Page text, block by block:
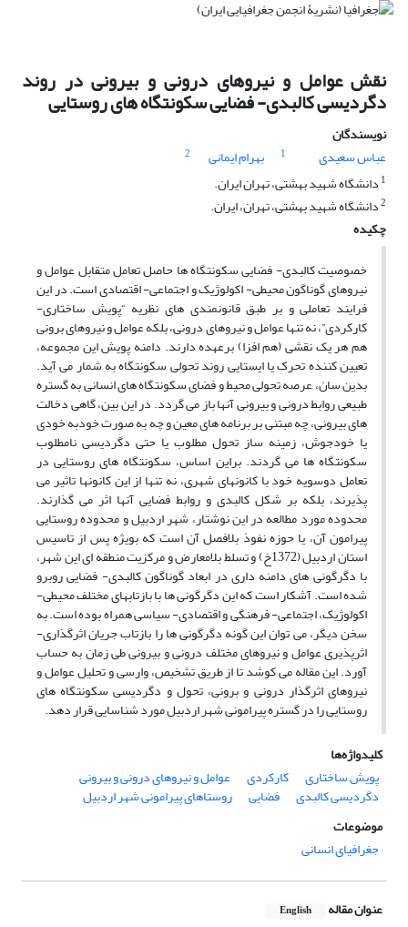
نقش عوامل و نیروهای درونی و بیرونی در روند
دگردیسی کالبدی- فضایی سکونتگاه های روستایی
نویسندگان
عباس سعیدی
1 بهرام ایمانی
2
1 دانشگاه شهید بهشتی، تهران ایران.
2دانشگاه شهید بهشتی، تهران، ایران.
چکیده
خصوصیت کالبدی- فضایی سکونتگاه ها حاصل تعامل متقابل عوامل و
نیروهای گوناگون محیطی- اکولوژیک و اجتماعی- اقتصادی است. در این
فرایند تعاملی و بر طبق قانونمندی های نظریه “پویش ساختاری-
کارکردی”، نه تنها عوامل و نیروهای درونی، بلکه عوامل و نیروهای برونی
هم هر یک نقشی (هم افزا) برعهده دارند. دامنه پویش این مجموعه،
تعیین کننده تحرک یا ایستایی روند تحولی سکونتگاه به شمار می آید.
بدین سان، عرصه تحولی محیط و فضای سکونتگاه های انسانی به گستره
طبیعی روابط درونی و بیرونی آنها باز می گردد. در این بین، گاهی دخالت
های بیرونی، چه مبتنی بر برنامه های معین و چه به صورت خودبه خودی
یا خودجوش، زمینه ساز تحول مطلوب یا حتی دگردیسی نامطلوب
سکونتگاه ها می گردند. براین اساس، سکونتگاه های روستایی در
تعامل دوسویه خود با کانونهای شهری، نه تنها از این کانونها تاثیر می
پذیرند، بلکه بر شکل کالبدی و روابط فضایی آنها اثر می گذارند.
محدوده مورد مطالعه در این نوشتار، شهر اردبیل و محدوده روستایی
پیرامون آن، یا حوزه نفوذ بلافصل آن است که بویژه پس از تاسیس
استان اردبیل (1372خ) و تسلط بلامعارض و مرکزیت منطقه ای این شهر،
با دگرگونی های دامنه داری در ابعاد گوناگون کالبدی- فضایی روبرو
شده است. آشکار است که این دگرگونی ها با بازتابهای مختلف محیطی-
اکولوژیک، اجتماعی- فرهنگی و اقتصادی- سیاسی همراه بوده است. به
سخن دیگر، می توان این گونه دگرگونی ها را بازتاب جریان اثرگذاری-
اثرپذیری عوامل و نیروهای مختلف درونی و بیرونی طی زمان به حساب
آورد. این مقاله می کوشد تا از طریق تشخیص، وارسی و تحلیل عوامل و
نیروهای اثرگذار درونی و برونی، تحول و دگردیسی سکونتگاه های
روستایی را در گستره پیرامونی شهر اردبیل مورد شناسایی قرار دهد.
کلیدواژه‌ها
پویش ساختاری
کارکردی عوامل و نیروهای درونی و بیرونی
دگردیسی کالبدی فضایی
روستاهای پیرامونی شهر اردبیل
موضوعات
جغرافیای انسانی
عنوان مقاله English